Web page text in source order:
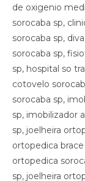
de oxigenio
sorocaba sp,
sorocaba sp,
sorocaba sp,
sp, hospital so
cotovelo
sorocaba sp,
sp, imobilizador
sp, joelheira
ortopedica
ortopedica
sp, joelheira